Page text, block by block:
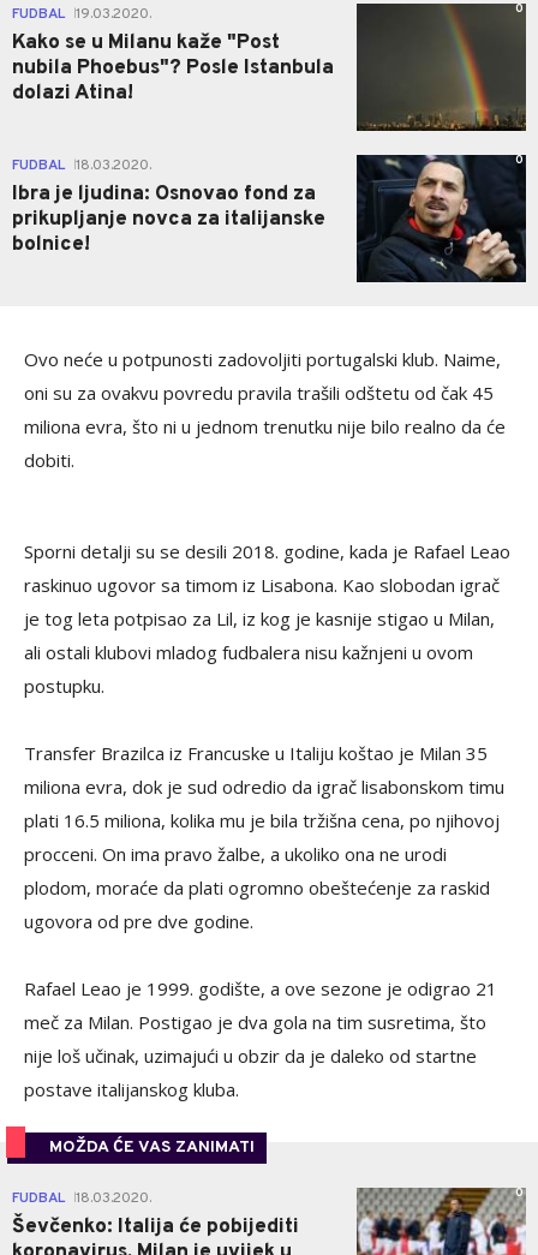
FUDBAL 19.03.2020.
Kako se u Milanu kaže "Post
nubila Phoebus"? Posle Istanbula
dolazi Atina!
0
FUDBAL 18.03.2020.
Ibra je ljudina: Osnovao fond za
prikupljanje novca za italijanske
bolnice!
0
Ovo neće u potpunosti zadovoljiti portugalski klub. Naime,
oni su za ovakvu povredu pravila trašili odštetu od čak 45
miliona evra, što ni u jednom trenutku nije bilo realno da će
dobiti.
Sporni detalji su se desili 2018. godine, kada je Rafael Leao
raskinuo ugovor sa timom iz Lisabona. Kao slobodan igrač
je tog leta potpisao za Lil, iz kog je kasnije stigao u Milan,
ali ostali klubovi mladog fudbalera nisu kažnjeni u ovom
postupku.
Transfer Brazilca iz Francuske u Italiju koštao je Milan 35
miliona evra, dok je sud odredio da igrač lisabonskom timu
plati 16.5 miliona, kolika mu je bila tržišna cena, po njihovoj
procceni. On ima pravo žalbe, a ukoliko ona ne urodi
plodom, moraće da plati ogromno obeštećenje za raskid
ugovora od pre dve godine.
Rafael Leao je 1999. godište, a ove sezone je odigrao 21
meč za Milan. Postigao je dva gola na tim susretima, što
nije loš učinak, uzimajući u obzir da je daleko od startne
postave italijanskog kluba.
MOŽDA ĆE VAS ZANIMATI
FUDBAL 18.03.2020.
Ševčenko: Italija će pobijediti
0